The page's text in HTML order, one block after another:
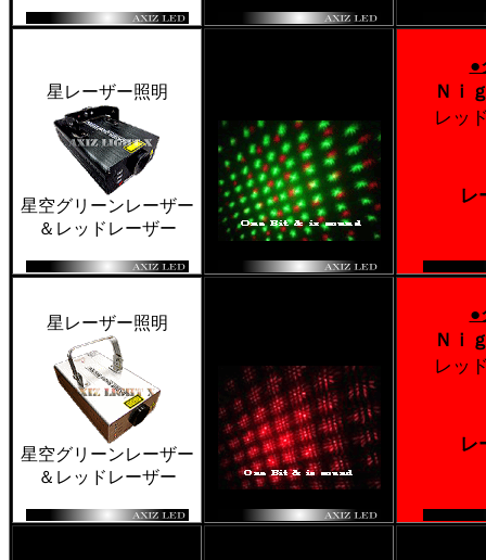
星レーザー照明
星空グリーンレーザー
＆レッドレーザー
●
Ｎｉ
レッ
レ
星レーザー照明
星空グリーンレーザー
＆レッドレーザー
●
Ｎｉ
レッ
レ